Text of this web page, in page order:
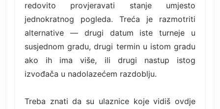
redovito provjeravati stanje umjesto
jednokratnog pogleda. Treća je razmotriti
alternative — drugi datum iste turneje u
susjednom gradu, drugi termin u istom gradu
ako ih ima više, ili drugi nastup istog
izvođača u nadolazećem razdoblju.
Treba znati da su ulaznice koje vidiš ovdje